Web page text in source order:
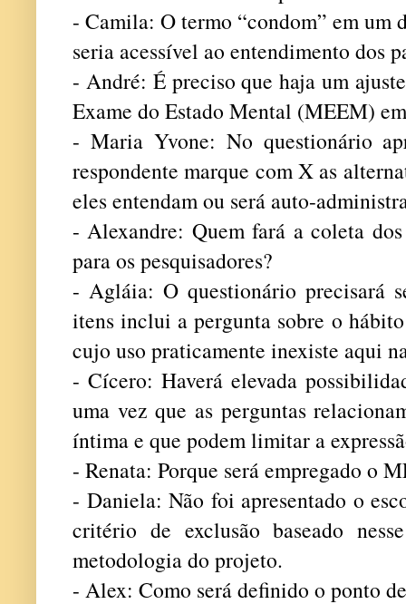
- Camila: O termo “condom” em um
seria acessível ao entendimento dos
- André: É preciso que haja um
Exame do Estado Mental (MEEM)
- Maria Yvone: No questionário
respondente marque com X as
eles entendam ou será auto-
- Alexandre: Quem fará a coleta
para os pesquisadores?
- Agláia: O questionário precisará
itens inclui a pergunta sobre o
cujo uso praticamente inexiste aqui
- Cícero: Haverá elevada
uma vez que as perguntas
íntima e que podem limitar a
- Renata: Porque será empregado o
- Daniela: Não foi apresentado o
critério de exclusão baseado
metodologia do projeto.
- Alex: Como será definido o ponto